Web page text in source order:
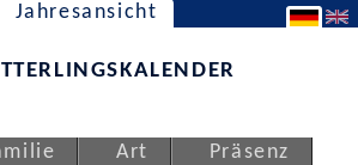
Jahresansicht
Art
Präsenz